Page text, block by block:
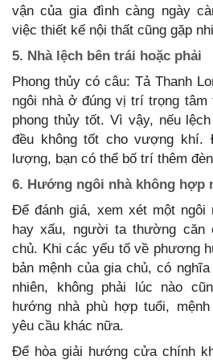
vận của gia đình càng ngày
việc thiết kế nội thất cũng gặp
5. Nhà lệch bên trái hoặc phải
Phong thủy có câu: Tả Thanh
ngôi nhà ở đúng vị trí trọng
phong thủy tốt. Vì vậy, nếu
đều không tốt cho vượng khí.
lượng, bạn có thể bố trí thêm
6. Hướng ngôi nhà không hợp
Để đánh giá, xem xét một ngôi
hay xấu, người ta thường căn
chủ. Khi các yếu tố về phương
bản mệnh của gia chủ, có
nhiên, không phải lúc nào
hướng nhà phù hợp tuổi,
yêu cầu khác nữa.
Để hòa giải hướng cửa chính